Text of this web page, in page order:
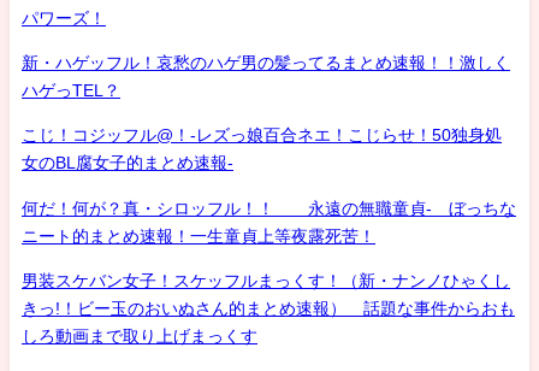
パワーズ！
新・ハゲッフル！哀愁のハゲ男の髪ってるまとめ速報！！激しく
ハゲっTEL？
こじ！コジッフル@！-レズっ娘百合ネエ！こじらせ！50独身処
女のBL腐女子的まとめ速報-
何だ！何が？真・シロッフル！！ 永遠の無職童貞- ぼっちな
ニート的まとめ速報！一生童貞上等夜露死苦！
男装スケバン女子！スケッフルまっくす！（新・ナンノひゃくし
きっ!！ビー玉のおいぬさん的まとめ速報） 話題な事件からおも
しろ動画まで取り上げまっくす